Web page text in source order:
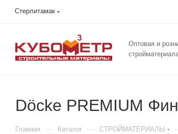
Стерлитамак
Оптовая и
Döcke PREMIUM
Главная — Каталог — СТРОЙМАТЕРИАЛЫ